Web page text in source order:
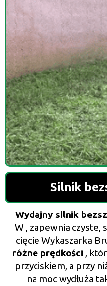
Silnik
Wydajny silnik
W , zapewnia czyste,
cięcie Wykaszarka
różne prędkości ,
przyciskiem, a przy
na moc wydłuża